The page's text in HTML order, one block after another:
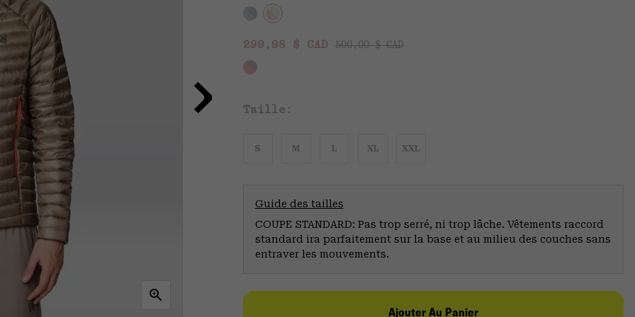
Sale price:
299,98 $ CAD Regular price:
500,00 $ CAD
Taille:
S M L XL XXL
Guide des tailles
COUPE STANDARD: Pas trop serré, ni trop lâche. Vêtements raccord
standard ira parfaitement sur la base et au milieu des couches sans
entraver les mouvements.
Ajouter Au Panier